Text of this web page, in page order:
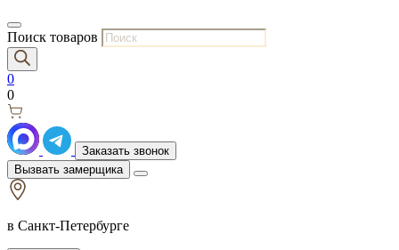
Поиск товаров
0
0
Заказать звонок
Вызвать замерщика
в Санкт-Петербурге